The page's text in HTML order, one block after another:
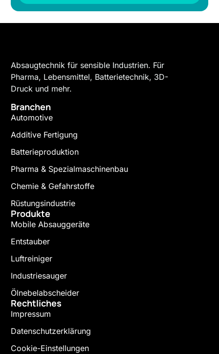
Absaugtechnik für sensible Industrien. Für
Pharma, Lebensmittel, Batterietechnik, 3D-
Druck und mehr.
Branchen
Automotive
Additive Fertigung
Batterieproduktion
Pharma & Spezialmaschinenbau
Chemie & Gefahrstoffe
Rüstungsindustrie
Produkte
Mobile Absauggeräte
Entstauber
Luftreiniger
Industriesauger
Ölnebelabscheider
Rechtliches
Impressum
Datenschutzerklärung
Cookie-Einstellungen